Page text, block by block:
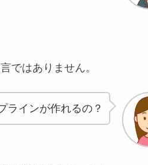
ではありません。
ラインが作れるの？